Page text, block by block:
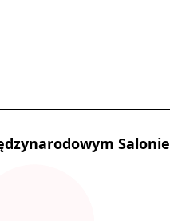
Salonie